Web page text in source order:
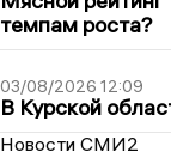
темпам роста?
03/08/2026 12:09
В Курской
Новости СМИ2